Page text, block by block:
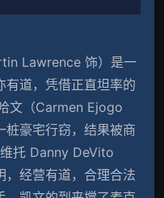
Lawrence 饰）是一
有道，凭借正直坦率的
文（Carmen Ejogo
桩豪宅行窃，结果被商
维托 Danny DeVito
，经营有道，合理合法